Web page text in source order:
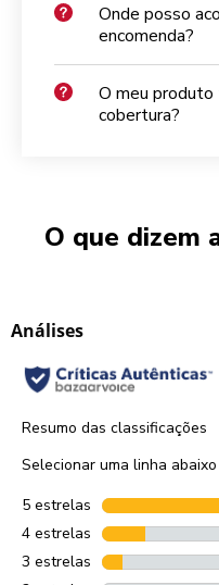
Onde posso
encomenda?
O meu produto
cobertura?
O que dizem